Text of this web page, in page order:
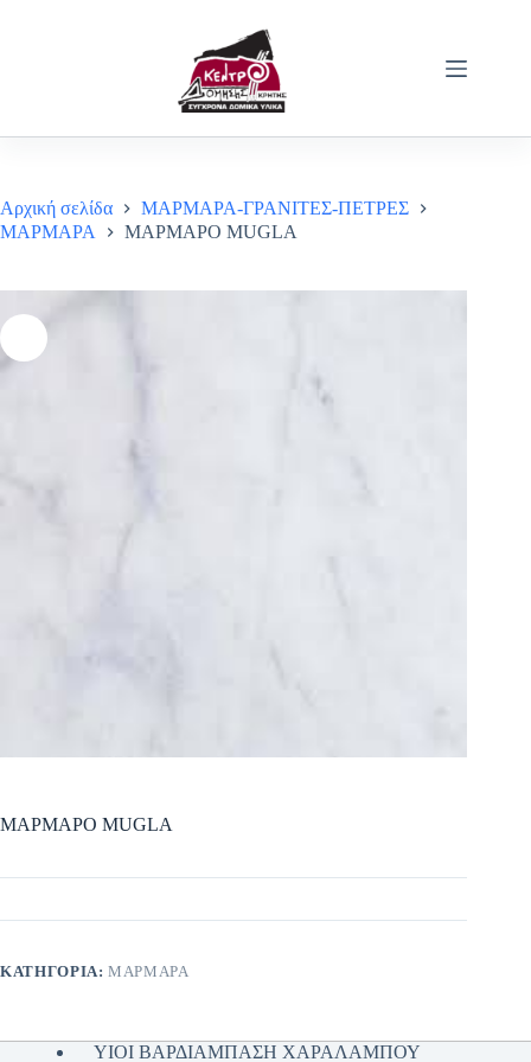
Αρχική σελίδα
ΜΑΡΜΑΡΑ-ΓΡΑΝΙΤΕΣ-ΠΕΤΡΕΣ
ΜΑΡΜΑΡΑ
ΜΑΡΜΑΡΟ MUGLA
ΜΑΡΜΑΡΟ MUGLA
ΚΑΤΗΓΟΡΊΑ:ΜΑΡΜΑΡΑ
ΥΙΟΙ ΒΑΡΔΙΑΜΠΑΣΗ ΧΑΡΑΛΑΜΠΟΥ